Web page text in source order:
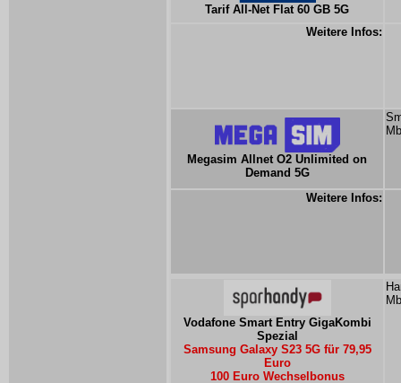
Tarif All-Net Flat 60 GB 5G
Weitere Infos:
Megasim Allnet O2 Unlimited on
Demand 5G
Weitere Infos:
Vodafone Smart Entry GigaKombi
Spezial
Samsung Galaxy S23 5G für 79,95
Euro
100 Euro Wechselbonus